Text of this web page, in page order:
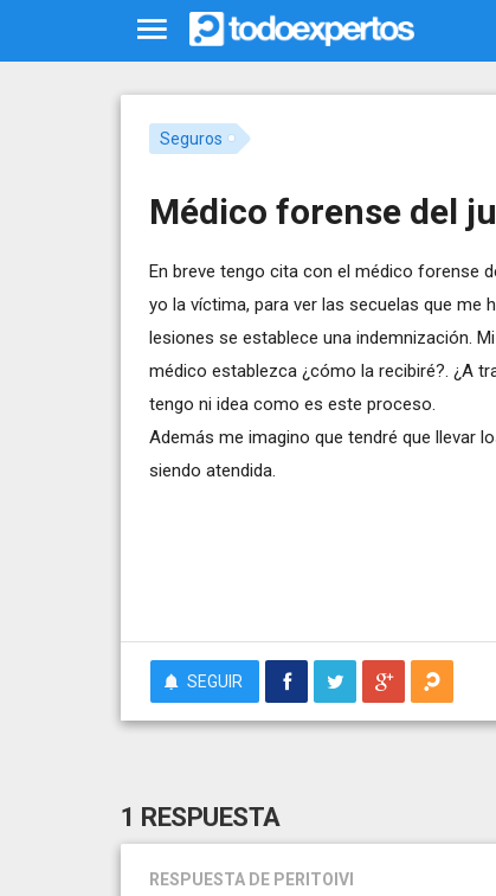
Seguros
Médico forense del
En breve tengo cita con el médico forense
yo la víctima, para ver las secuelas que me
lesiones se establece una indemnización.
médico establezca ¿cómo la recibiré?. ¿A
tengo ni idea como es este proceso.
Además me imagino que tendré que llevar
siendo atendida.
SEGUIR
1 RESPUESTA
RESPUESTA DE PERITOIVI